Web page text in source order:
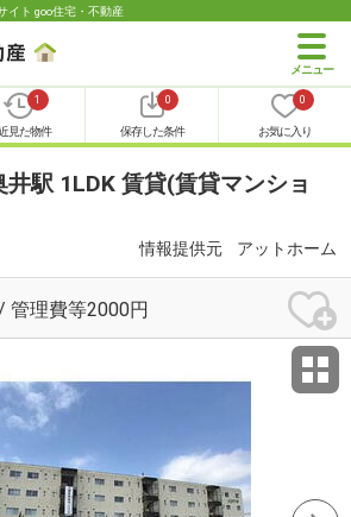
イト goo住宅・不動産
1
見た物件
0
保存した条件
0
お気に入り
井駅 1LDK 賃貸(賃貸マンショ
情報提供元 アットホーム
管理費等2000円